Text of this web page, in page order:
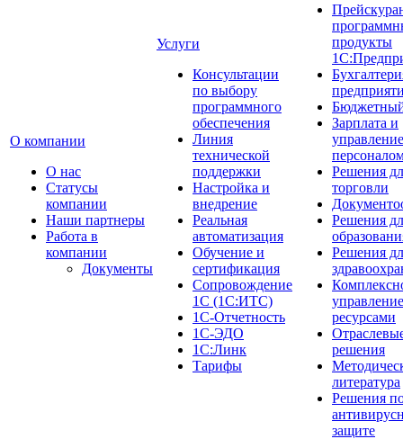
О компании
О нас
Cтатусы
компании
Наши партнеры
Работа в
компании
Документы
Услуги
Консультации
по выбору
программного
обеспечения
Линия
технической
поддержки
Настройка и
внедрение
Реальная
автоматизация
Обучение и
сертификация
Сопровождение
1С (1С:ИТС)
1С-Отчетность
1С-ЭДО
1С:Линк
Тарифы
продукты
Зарплата и
управление
Решения
торговли
Решения
Решения
управление
ресурсами
решения
литература
Решения
защите